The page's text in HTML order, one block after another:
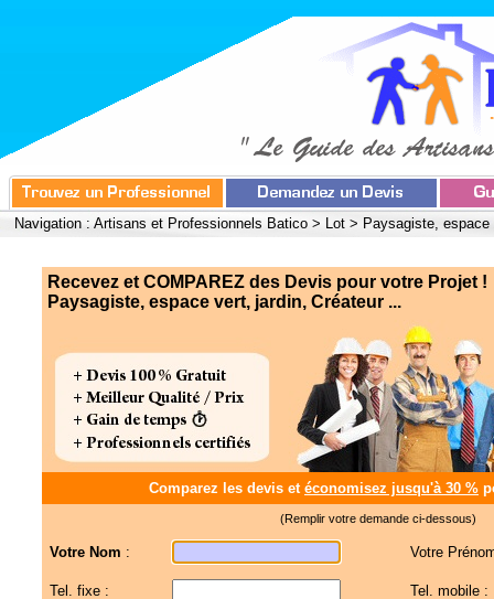
Navigation : Artisans et Professionnels Batico > Lot > Paysagiste,
Recevez et COMPAREZ des Devis pour votre Projet !
Paysagiste, espace vert, jardin, Créateur ...
Comparez les devis et économisez jusqu'à 30 %
(Remplir votre demande ci-dessous)
Votre Nom : Votre
Tel. fixe : Tel. mobile :